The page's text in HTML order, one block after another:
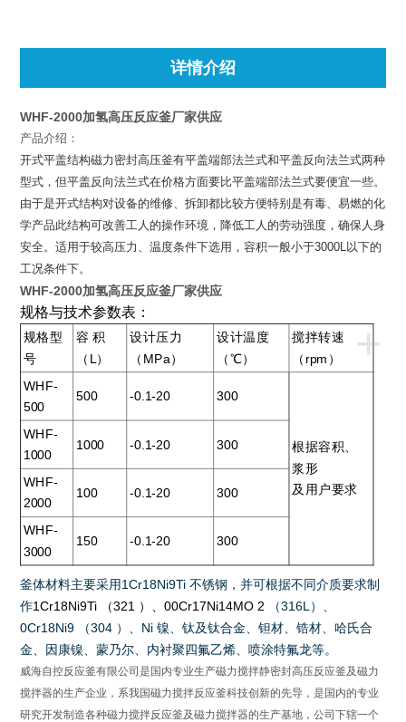
详情介绍
WHF-2000加氢高压反应釜厂家供应
产品介绍：
开式平盖结构磁力密封高压釜有平盖端部法兰式和平盖反向法兰式两种
型式，但平盖反向法兰式在价格方面要比平盖端部法兰式要便宜一些。
由于是开式结构对设备的维修、拆卸都比较方便特别是有毒、易燃的化
学产品此结构可改善工人的操作环境，降低工人的劳动强度，确保人身
安全。适用于较高压力、温度条件下选用，容积一般小于3000L以下的
工况条件下。
WHF-2000加氢高压反应釜厂家供应
规格与技术参数表：
+
规格型
号
容 积
（L）
设计压力
（MPa）
设计温度
（℃）
搅拌转速
（rpm）
WHF-
500
500 -0.1-20 300
根据容积、
浆形
及用户要求
WHF-
1000
1000 -0.1-20 300
WHF-
2000
100 -0.1-20 300
WHF-
3000
150 -0.1-20 300
釜体材料主要采用1Cr18Ni9Ti不锈钢，并可根据不同介质要求制
作1Cr18Ni9Ti （321 ）、00Cr17Ni14MO 2 （316L ）、
0Cr18Ni9
（304 ）、 Ni镍、钛及钛合金、钽材、锆材、哈氏合
金、因康镍、蒙乃尔、内衬聚四氟乙烯、喷涂特氟龙等。
威海自控反应釜有限公司是国内专业生产磁力搅拌静密封高压反应釜及磁力
搅拌器的生产企业，系我国磁力搅拌反应釜科技创新的先导，是国内的专业
研究开发制造各种磁力搅拌反应釜及磁力搅拌器的生产基地，公司下辖一个